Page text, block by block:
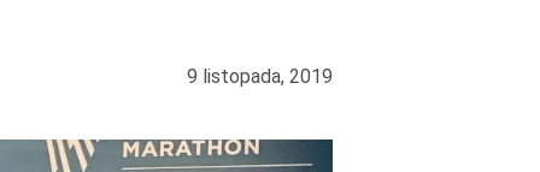
9 listopada, 2019